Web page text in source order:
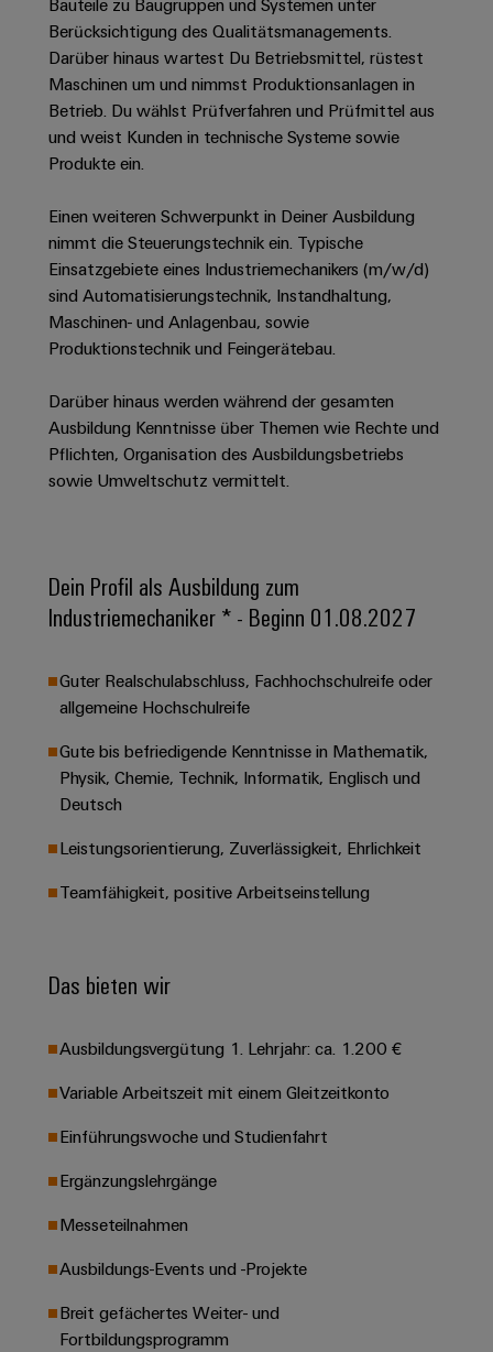
spezifischen
Anforderungen
in
der
Gebäudeinfrastruktur
Gerätehersteller
Innovative
Geräte
Konventionelle
Energieerzeugung
Zukunftssicherheit
für
bewährte
Maschinenbau
Lösungen
für
verschiedene
und
Fabrikautomation
Gas
Sicherer
Betrieb
mit
vernetzten
Lösungen
die
Photovoltaik
durch
Sonnenenergie
Schaltschrankbau
Lösungen
für
die
Herausforderungen
im
Moderne
digitale
für
klimafreundliche
Configurator
Workplace
Solutions
und
Lösungen
Dezentrale
Automatisierung
Lösungen
IIoT
&
Industrial
Analytics
Automation
IoT
Industrial
Service
Regler
&
Leiterplattenklemmen
PCB
Services
Trennverstärker
und
Messumformer
Stromversorgungen
Blitz-
und
Überspannungsschutz
PV
Feldbusverteiler
Steuerungen
Systeme
Ethernet
Touch-
Engineering-
Energiemessung
Smart
Industrial
AI
Remote
&
Cloud-
Services
Akkreditiertes
Labor
Support
Technischer
Umweltbezogene
Produktkonformität
Engineering
Daten
Technische
Produktkataloge
Reparatur
Trainings
und
Webinare
PSIRT
Digitale
Bestellmöglichkeiten
OCI-
Schnittstelle
ALLE
und
Zertifikate
Presse
Unternehmensmeldungen
Fachpressemeldungen
Pressekontakt
Unsere
IIoT
and
Automation
IIoT
and
Solution
Partner
Solution
Partner
Systemintegratoren
Events
Globale
&
Events
Duales
Studium
Schülerpraktika
Erfolgreiche
Karrierewege
Offene
Ausbildungs-
und
Studienplätze
Aktuelle
Termine
Bauteile zu Baugruppen und Systemen unter
Berücksichtigung des Qualitätsmanagements.
Darüber hinaus wartest Du Betriebsmittel, rüstest
Maschinen um und nimmst Produktionsanlagen in
Betrieb. Du wählst Prüfverfahren und Prüfmittel aus
und weist Kunden in technische Systeme sowie
Produkte ein.
Einen weiteren Schwerpunkt in Deiner Ausbildung
nimmt die Steuerungstechnik ein. Typische
Einsatzgebiete eines Industriemechanikers (m/w/d)
sind Automatisierungstechnik, Instandhaltung,
Maschinen- und Anlagenbau, sowie
Produktionstechnik und Feingerätebau.
Darüber hinaus werden während der gesamten
Ausbildung Kenntnisse über Themen wie Rechte und
Pflichten, Organisation des Ausbildungsbetriebs
sowie Umweltschutz vermittelt.
Dein Profil als Ausbildung zum
Industriemechaniker * - Beginn 01.08.2027
Guter Realschulabschluss, Fachhochschulreife oder
allgemeine Hochschulreife
Gute bis befriedigende Kenntnisse in Mathematik,
Physik, Chemie, Technik, Informatik, Englisch und
Deutsch
Leistungsorientierung, Zuverlässigkeit, Ehrlichkeit
Teamfähigkeit, positive Arbeitseinstellung
Das bieten wir
Ausbildungsvergütung 1. Lehrjahr: ca. 1.200 €
Variable Arbeitszeit mit einem Gleitzeitkonto
Einführungswoche und Studienfahrt
Ergänzungslehrgänge
Messeteilnahmen
Ausbildungs-Events und -Projekte
Breit gefächertes Weiter- und
Fortbildungsprogramm